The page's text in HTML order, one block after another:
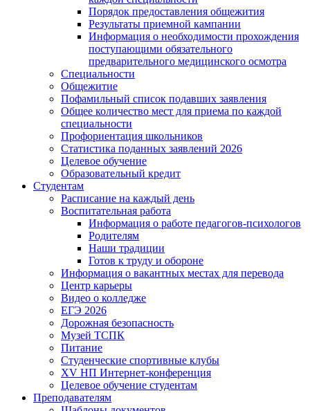
Порядок предоставления общежития
Результаты приемной кампании
Информация о необходимости прохождения
поступающими обязательного
предварительного медицинского осмотра
Специальности
Общежитие
Пофамильный список подавших заявления
Общее количество мест для приема по каждой
специальности
Профориентация школьников
Статистика поданных заявлений 2026
Целевое обучение
Образовательный кредит
Студентам
Расписание на каждый день
Воспитательная работа
Информация о работе педагогов-психологов
Родителям
Наши традиции
Готов к труду и обороне
Информация о вакантных местах для перевода
Центр карьеры
Видео о колледже
ЕГЭ 2026
Дорожная безопасность
Музей ТСПК
Питание
Студенческие спортивные клубы
XV НП Интернет-конференция
Целевое обучение студентам
Преподавателям